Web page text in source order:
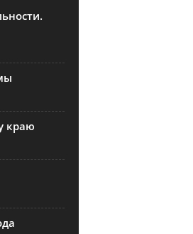
краю